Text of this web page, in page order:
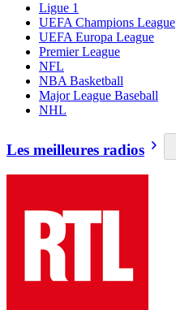
Ligue 1
UEFA Champions League
UEFA Europa League
Premier League
NFL
NBA Basketball
Major League Baseball
NHL
Les meilleures radios